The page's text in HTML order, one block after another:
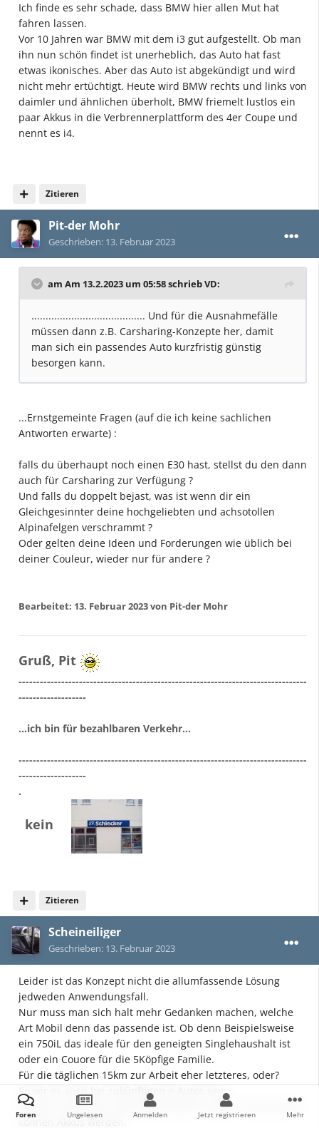
Ich finde es sehr schade, dass BMW hier allen Mut hat
fahren lassen.
Vor 10 Jahren war BMW mit dem i3 gut aufgestellt. Ob man
ihn nun schön findet ist unerheblich, das Auto hat fast
etwas ikonisches. Aber das Auto ist abgekündigt und wird
nicht mehr ertüchtigt. Heute wird BMW rechts und links von
daimler und ähnlichen überholt, BMW friemelt lustlos ein
paar Akkus in die Verbrennerplattform des 4er Coupe und
nennt es i4.
Zitieren
Pit-der Mohr
Geschrieben: 13. Februar 2023
am Am 13.2.2023 um 05:58 schriebVD:
........................................ Und für die Ausnahmefälle
müssen dann z.B. Carsharing-Konzepte her, damit
man sich ein passendes Auto kurzfristig günstig
besorgen kann.
...Ernstgemeinte Fragen (auf die ich keine sachlichen
Antworten erwarte) :
falls du überhaupt noch einen E30 hast, stellst du den dann
auch für Carsharing zur Verfügung ?
Und falls du doppelt bejast, was ist wenn dir ein
Gleichgesinnter deine hochgeliebten und achsotollen
Alpinafelgen verschrammt ?
Oder gelten deine Ideen und Forderungen wie üblich bei
deiner Couleur, wieder nur für andere ?
Bearbeitet: 13. Februar 2023von Pit-der Mohr
Zitieren
Gruß, Pit
---------------------------------------------------------------------------------
-------------------
...ich bin für bezahlbaren Verkehr...
---------------------------------------------------------------------------------
-------------------
.
kein
Scheineiliger
Geschrieben: 13. Februar 2023
Leider ist das Konzept nicht die allumfassende Lösung
jedweden Anwendungsfall.
Nur muss man sich halt mehr Gedanken machen, welche
Art Mobil denn das passende ist. Ob denn Beispielsweise
ein 750iL das ideale für den geneigten Singlehaushalt ist
oder ein Couore für die 5Köpfige Familie.
Für die täglichen 15km zur Arbeit eher letzteres, oder?
So wir es auch bei zukünftigen e-Autos sein.
Je mehr schnellere Lademöglichkeiten es gibt, desto kleiner
können Akkus werden.
Foren Ungelesen Anmelden Jetzt registrieren Mehr